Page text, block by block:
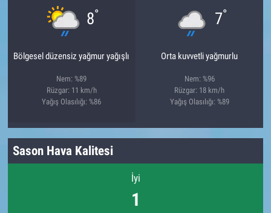
8°
Bölgesel düzensiz yağmur yağışlı
Nem: %89
Rüzgar: 11 km/h
Yağış Olasılığı: %86
7°
Orta kuvvetli yağmurlu
Nem: %96
Rüzgar: 18 km/h
Yağış Olasılığı: %89
Sason Hava Kalitesi
İyi
1